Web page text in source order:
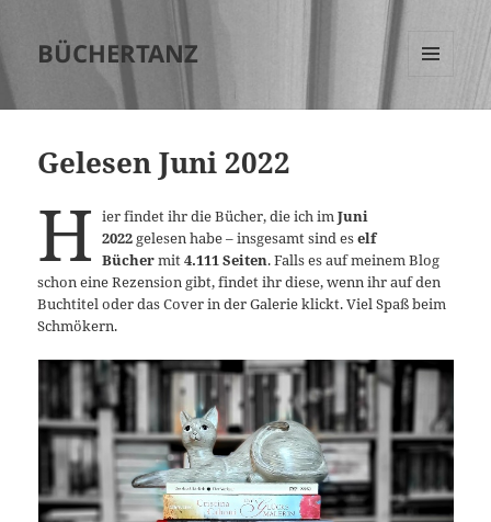
BÜCHERTANZ
UND
Gelesen Juni 2022
H ier findet ihr die Bücher, die ich imJuni
2022gelesen habe – insgesamt sind eself
Büchermit4.111Seiten. Falls es auf meinem Blog
schon eine Rezension gibt, findet ihr diese, wenn ihr auf den
Buchtitel oder das Cover in der Galerie klickt. Viel Spaß beim
Schmökern.